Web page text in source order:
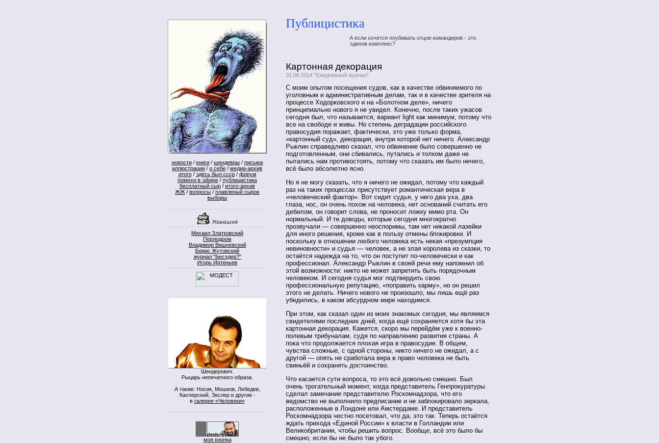
новости / книги / шендевры / письма
иллюстрации / о себе / медиа-архив
итого/ здесь был ссср/ форум
помехи в эфире / публицистика
бесплатный сыр / итого-архив
ЖЖ / вопросы / плавленый сырок
выборы
Михаил Златковский
Перлодром
Владимир Вишневский
Борис Жутовский
журнал "Бесэдер?"
Игорь Иртеньев
Шендерович.
Рыцарь непечатного образа.
А также: Носик, Мошков, Лебедев,
Касперский, Экслер и другие -
в галерее «Человеки»
моя кнопка
Публицистика
А если хочется поубивать отцов-командиров - это
эдипов комплекс?
Картонная декорация
31.08.2014 "Ежедневный журнал"
С моим опытом посещения судов, как в качестве обвиняемого по
уголовным и административным делам, так и в качестве зрителя на
процессе Ходорковского и на «Болотном деле», ничего
принципиально нового я не увидел. Конечно, после таких ужасов
сегодня был, что называется, вариант light как минимум, потому что
все на свободе и живы. Но степень деградации российского
правосудия поражает, фактически, это уже только форма,
«картонный суд», декорация, внутри которой нет ничего. Александр
Рыклин справедливо сказал, что обвинение было совершенно не
подготовленным, они сбивались, путались и толком даже не
пытались нам противостоять, потому что сказать им было нечего,
всё было абсолютно ясно.
Но я не могу сказать, что я ничего не ожидал, потому что каждый
раз на таких процессах присутствует романтическая вера в
«человеческий фактор». Вот сидит судья, у него два уха, два
глаза, нос, он очень похож на человека, нет оснований считать его
дебилом, он говорит слова, не проносит ложку мимо рта. Он
нормальный. И те доводы, которые сегодня многократно
прозвучали — совершенно неоспоримы, там нет никакой лазейки
для иного решения, кроме как в пользу отмены блокировки. И
поскольку в отношении любого человека есть некая «презумпция
невиновности» и судья — человек, а не злая королева из сказки, то
остаётся надежда на то, что он поступит по-человечески и как
профессионал. Александр Рыклин в своей речи ему напомнил об
этой возможности: никто не может запретить быть порядочным
человеком. И сегодня судья мог подтвердить свою
профессиональную репутацию, «поправить карму», но он решил
этого не делать. Ничего нового не произошло, мы лишь ещё раз
убедились, в каком абсурдном мире находимся.
При этом, как сказал один из моих знакомых сегодня, мы являемся
свидетелями последних дней, когда ещё сохраняется хотя бы эта
картонная декорация. Кажется, скоро мы перейдём уже к военно-
полевым трибуналам, судя по направлению развития страны. А
пока что продолжается плохая игра в правосудие. В общем,
чувства сложные, с одной стороны, никто ничего не ожидал, а с
другой — опять не сработала вера в право человека не быть
свиньёй и сохранять достоинство.
Что касается сути вопроса, то это всё довольно смешно. Был
очень трогательный момент, когда представитель Генпрокуратуры
сделал замечание представителю Роскомнадзора, что его
ведомство не выполнило предписание и не заблокировало зеркала,
расположенные в Лондоне или Амстердаме. И представитель
Роскомнадзора честно посетовал, что да, это так. Теперь остаётся
ждать прихода «Единой России» к власти в Голландии или
Великобритании, чтобы решить вопрос. Вообще, всё это было бы
смешно, если бы не было так убого.